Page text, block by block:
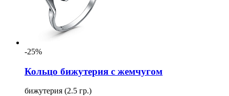
-25%
Кольцо бижутерия с жемчугом
бижутерия (2.5 гр.)